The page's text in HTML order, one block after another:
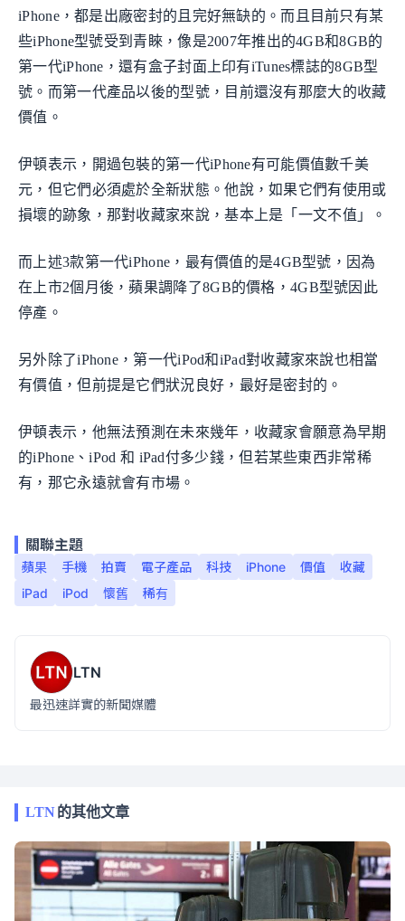
iPhone，都是出廠密封的且完好無缺的。而且目前只有某
些iPhone型號受到青睞，像是2007年推出的4GB和8GB的
第一代iPhone，還有盒子封面上印有iTunes標誌的8GB型
號。而第一代產品以後的型號，目前還沒有那麼大的收藏
價值。
伊頓表示，開過包裝的第一代iPhone有可能價值數千美
元，但它們必須處於全新狀態。他說，如果它們有使用或
損壞的跡象，那對收藏家來說，基本上是「一文不值」。
而上述3款第一代iPhone，最有價值的是4GB型號，因為
在上市2個月後，蘋果調降了8GB的價格，4GB型號因此
停產。
另外除了iPhone，第一代iPod和iPad對收藏家來說也相當
有價值，但前提是它們狀況良好，最好是密封的。
伊頓表示，他無法預測在未來幾年，收藏家會願意為早期
的iPhone、iPod 和 iPad付多少錢，但若某些東西非常稀
有，那它永遠就會有市場。
關聯主題
蘋果 手機 拍賣 電子產品 科技 iPhone 價值
收藏
iPad
iPod 懷舊 稀有
LTN
最迅速詳實的新聞媒體
LTN的其他文章